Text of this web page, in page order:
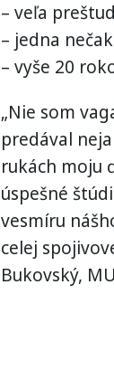
– veľa
– jedna
– vyše 20
„Nie som
predával
rukách moju
úspešné
vesmíru
celej
Bukovský,